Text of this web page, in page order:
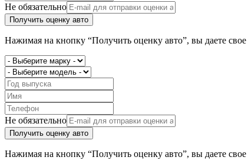
Не обязательно
Получить оценку авто
Нажимая на кнопку “Получить оценку авто”, вы даете свое
Не обязательно
Получить оценку авто
Нажимая на кнопку “Получить оценку авто”, вы даете свое